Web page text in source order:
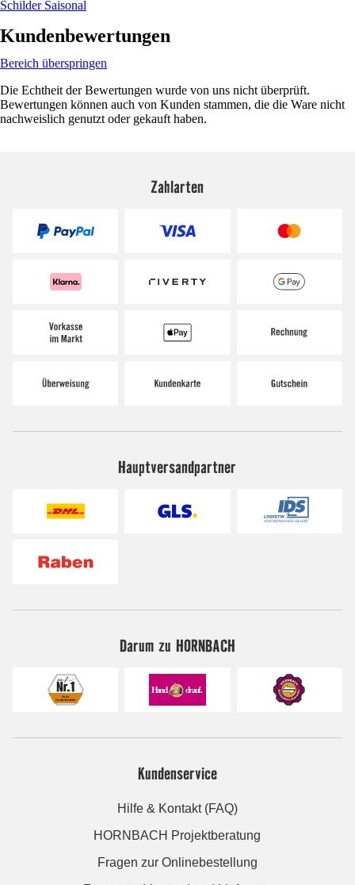
Schilder Saisonal
Kundenbewertungen
Bereich überspringen
Die Echtheit der Bewertungen wurde von uns nicht überprüft.
Bewertungen können auch von Kunden stammen, die die Ware nicht
nachweislich genutzt oder gekauft haben.
Zahlarten
Hauptversandpartner
Darum zu HORNBACH
Kundenservice
Hilfe & Kontakt (FAQ)
HORNBACH Projektberatung
Fragen zur Onlinebestellung